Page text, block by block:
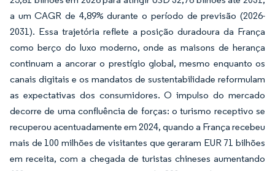
a um CAGR de 4,89% durante o período de previsão (2026-
2031). Essa trajetória reflete a posição duradoura da França
como berço do luxo moderno, onde as maisons de herança
continuam a ancorar o prestígio global, mesmo enquanto os
canais digitais e os mandatos de sustentabilidade reformulam
as expectativas dos consumidores. O impulso do mercado
decorre de uma confluência de forças: o turismo receptivo se
recuperou acentuadamente em 2024, quando a França recebeu
mais de 100 milhões de visitantes que geraram EUR 71 bilhões
em receita, com a chegada de turistas chineses aumentando